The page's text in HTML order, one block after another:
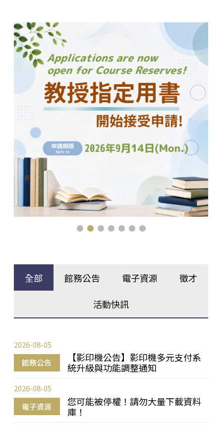
全部 館務公告 電子資源 徵才
活動快訊
館務公告
【影印機公告】影印機多元支付系
統升級與功能調整通知
2026-08-05
電子資源
您可能被停權！請勿大量下載資料
庫！
2026-08-05